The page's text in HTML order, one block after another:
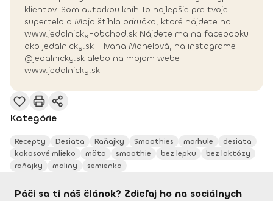
klientov. Som autorkou kníh To najlepšie pre tvoje
supertelo a Moja štíhla príručka, ktoré nájdete na
www.jedalnicky-obchod.sk Nájdete ma na facebooku
ako jedalnicky.sk - Ivana Maheľová, na instagrame
@jedalnicky.sk alebo na mojom webe
www.jedalnicky.sk
Kategórie
Recepty Desiata Raňajky Smoothies marhule
desiata
kokosové mlieko
mäta smoothie bez lepku
bez laktózy
raňajky
maliny semienka
Páči sa ti náš článok? Zdieľaj ho na sociálnych